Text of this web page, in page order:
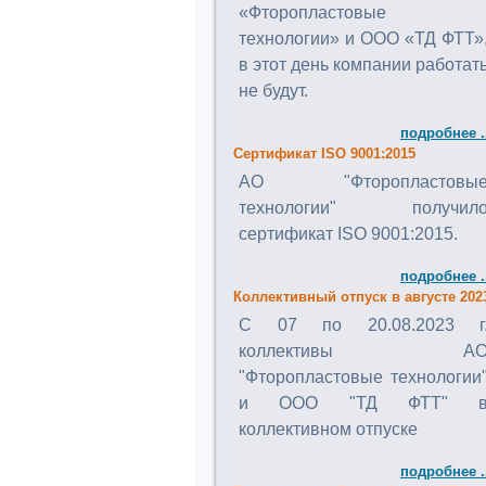
«Фторопластовые
технологии» и ООО «ТД ФТТ»,
в этот день компании
не будут.
подробнее
Сертификат ISO 9001:2015
АО "Фторопластовые
технологии"
сертификат ISO 9001:2015.
подробнее
Коллективный отпуск в августе
C 07 по 20.08.2023 г.
коллективы
"Фторопластовые технологии"
и ООО "ТД ФТТ" в
коллективном отпуске
подробнее